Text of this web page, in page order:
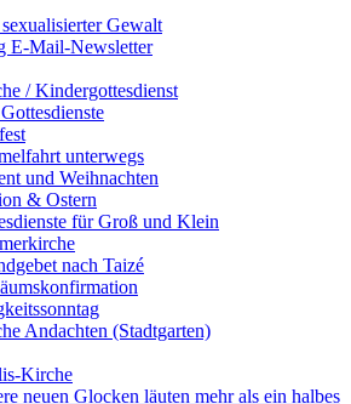
Gewalt
E-Mail-Newsletter
/ Kindergottesdienst
unterwegs
und Weihnachten
& Ostern
für Groß und Klein
nach Taizé
Andachten (Stadtgarten)
Kirche
neuen Glocken läuten mehr als ein halbes